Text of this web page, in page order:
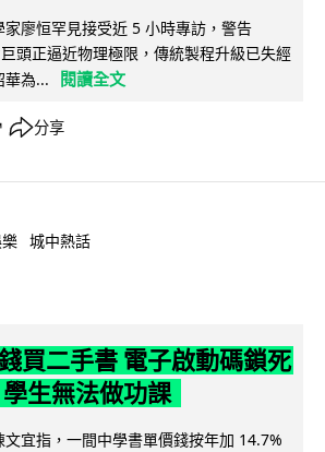
廖恒罕見接受近 5 小時專訪，警告
頭正逼近物理極限，傳統製程升級已失經
華為...
閱讀全文
分享
城中熱話
買二手書 電子啟動碼鎖死
生無法做功課
宜指，一間中學書單價錢按年加 14.7%